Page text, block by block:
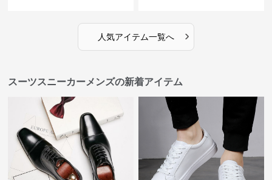
人気アイテム一覧へ ›
スーツスニーカーメンズの新着アイテム